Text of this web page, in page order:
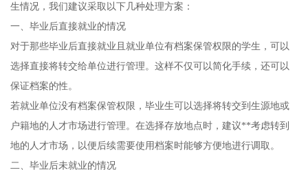
生情况，我们建议采取以下几种处理方案：
一、毕业后直接就业的情况
对于那些毕业后直接就业且就业单位有档案保管权限的学生，可以
选择直接将转交给单位进行管理。这样不仅可以简化手续，还可以
保证档案的性。
若就业单位没有档案保管权限，毕业生可以选择将转交到生源地或
户籍地的人才市场进行管理。在选择存放地点时，建议**考虑转到
地的人才市场，以便后续需要使用档案时能够方便地进行调取。
二、毕业后未就业的情况